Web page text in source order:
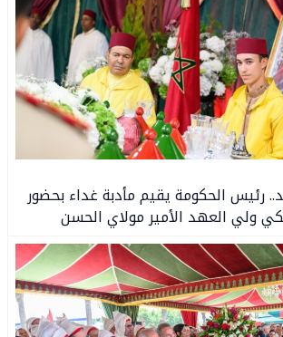
رئيس الحكومة يقيم مأدبة غداء بحضور
ولي العهد الأمير مولاي الحسن
الأمير مولاي رشيد